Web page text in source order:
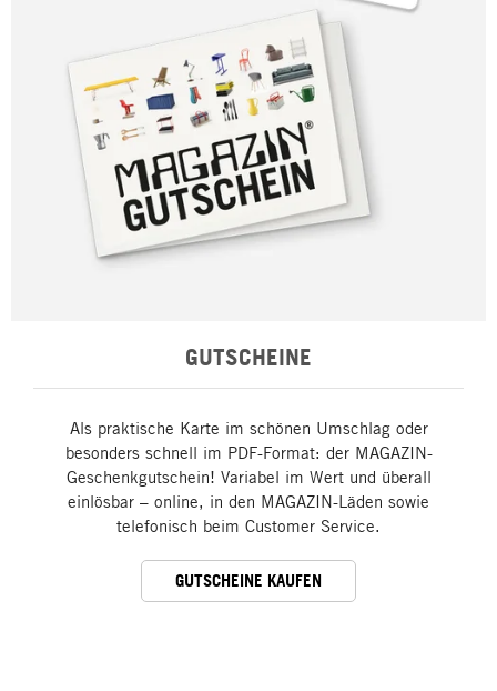
GUTSCHEINE
Als praktische Karte im schönen Umschlag oder
besonders schnell im PDF-Format: der MAGAZIN-
Geschenkgutschein! Variabel im Wert und überall
einlösbar – online, in den MAGAZIN-Läden sowie
telefonisch beim Customer Service.
GUTSCHEINE KAUFEN